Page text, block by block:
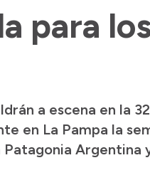
para
a escena en la
en La Pampa la
Argentina